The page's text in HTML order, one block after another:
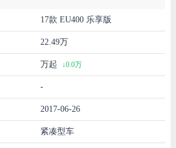
17款 EU400 乐享版
22.49万
万起 ↓0.0万
-
2017-06-26
紧凑型车